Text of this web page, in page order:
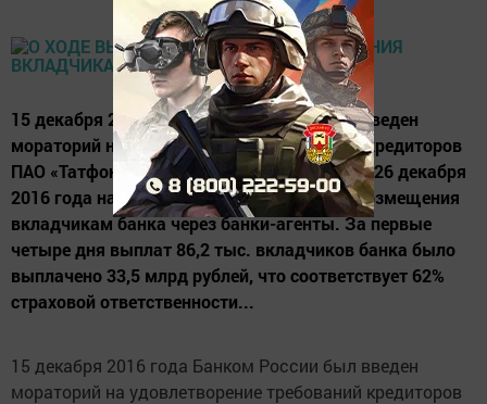
15 декабря 2016 года Банком России был введен
мораторий на удовлетворение требований кредиторов
ПАО «Татфондбанк» сроком на три месяца. 26 декабря
2016 года начались выплаты страхового возмещения
вкладчикам банка через банки-агенты. За первые
четыре дня выплат 86,2 тыс. вкладчиков банка было
выплачено 33,5 млрд рублей, что соответствует 62%
страховой ответственности...
15 декабря 2016 года Банком России был введен
мораторий на удовлетворение требований кредиторов